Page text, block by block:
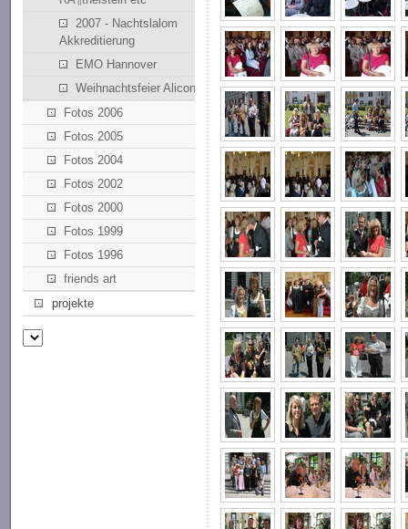
2007 - Nachtslalom
Akkreditierung
EMO Hannover
Weihnachtsfeier Alicona
Fotos 2006
Fotos 2005
Fotos 2004
Fotos 2002
Fotos 2000
Fotos 1999
Fotos 1996
friends art
projekte